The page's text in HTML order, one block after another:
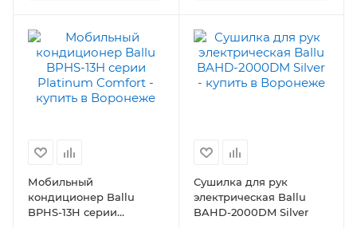
Мобильный
кондиционер Ballu
BPHS-13H серии
Сушилка для рук
электрическая Ballu
BAHD-2000DM Silver